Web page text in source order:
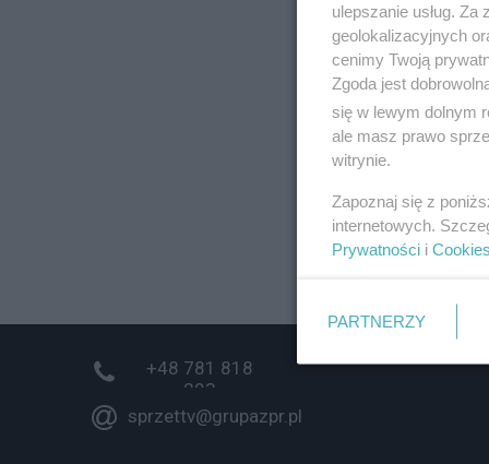
sprzettv@grupazpr.pl
+48 781 818
293
ulepszanie usług.
geolokalizacyjnych
cenimy Twoją
Zgoda jest
się w lewym dolnym
ale masz prawo
witrynie.
Zapoznaj się z
internetowych.
Prywatności i Cookies
PARTNERZY